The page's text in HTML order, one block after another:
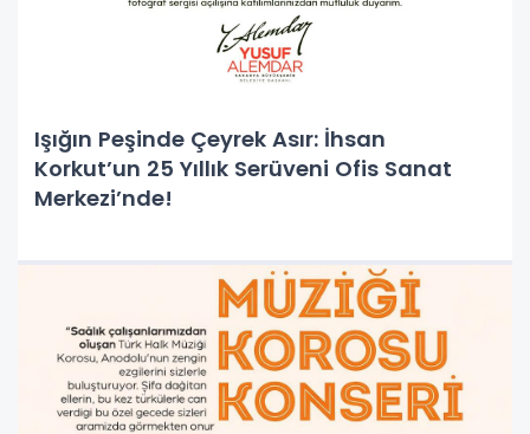
​Işığın Peşinde Çeyrek Asır: İhsan
Korkut’un 25 Yıllık Serüveni Ofis Sanat
Merkezi’nde!